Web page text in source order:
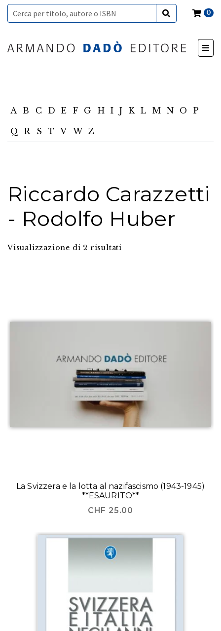
0
A B C D E F G H I J K L M N O P
Q R S T V W Z
Riccardo Carazzetti
- Rodolfo Huber
Visualizzazione di 2 risultati
La Svizzera e la lotta al nazifascismo (1943-1945)
**ESAURITO**
CHF 25.00